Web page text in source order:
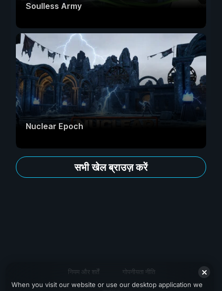
Soulless Army
Nuclear Epoch
सभी खेल ब्राउज़ करें
नियम और शर्तें गोपनीयता नीति
When you visit our website or use our desktop application we